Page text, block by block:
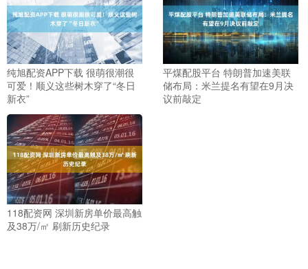
纯旭配资APP下载 很萌很潮很
可爱！顺义这些树木穿了“冬日
新衣”
平煤配股平台 特朗普加速美联
储布局：米兰提名有望在9月决
议前敲定
118配资网 深圳新房单价最高触
及38万/㎡ 刷新历史纪录